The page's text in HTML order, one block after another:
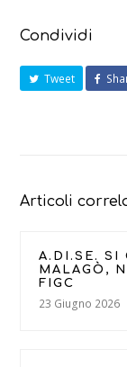
Condividi
Tweet
Articoli
A.DI.SE. SI
MALAGÒ,
FIGC
23 Giugno 2026